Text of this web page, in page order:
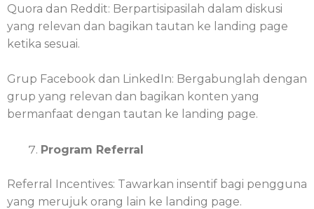
Quora dan Reddit: Berpartisipasilah dalam diskusi
yang relevan dan bagikan tautan ke landing page
ketika sesuai.
Grup Facebook dan LinkedIn: Bergabunglah dengan
grup yang relevan dan bagikan konten yang
bermanfaat dengan tautan ke landing page.
Program Referral
Referral Incentives: Tawarkan insentif bagi pengguna
yang merujuk orang lain ke landing page.